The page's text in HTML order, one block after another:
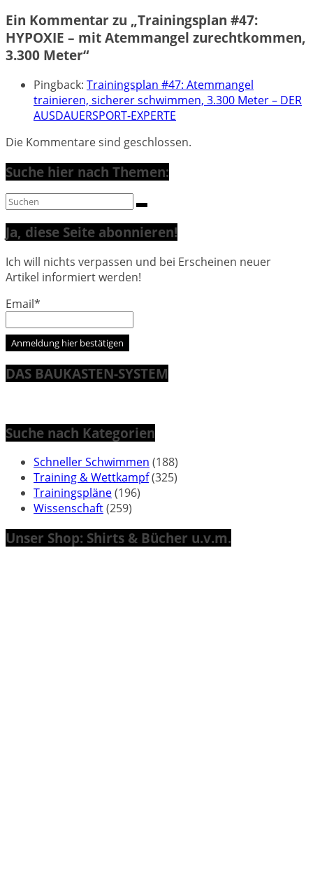
Ein Kommentar zu „Trainingsplan #47:
HYPOXIE – mit Atemmangel zurechtkommen,
3.300 Meter“
Pingback: Trainingsplan #47: Atemmangel
trainieren, sicherer schwimmen, 3.300 Meter – DER
AUSDAUERSPORT-EXPERTE
Die Kommentare sind geschlossen.
Suche hier nach Themen:
Ja, diese Seite abonnieren!
Ich will nichts verpassen und bei Erscheinen neuer
Artikel informiert werden!
Email*
DAS BAUKASTEN-SYSTEM
Suche nach Kategorien
Schneller Schwimmen (188)
Training & Wettkampf(325)
Trainingspläne(196)
Wissenschaft(259)
Unser Shop: Shirts & Bücher u.v.m.